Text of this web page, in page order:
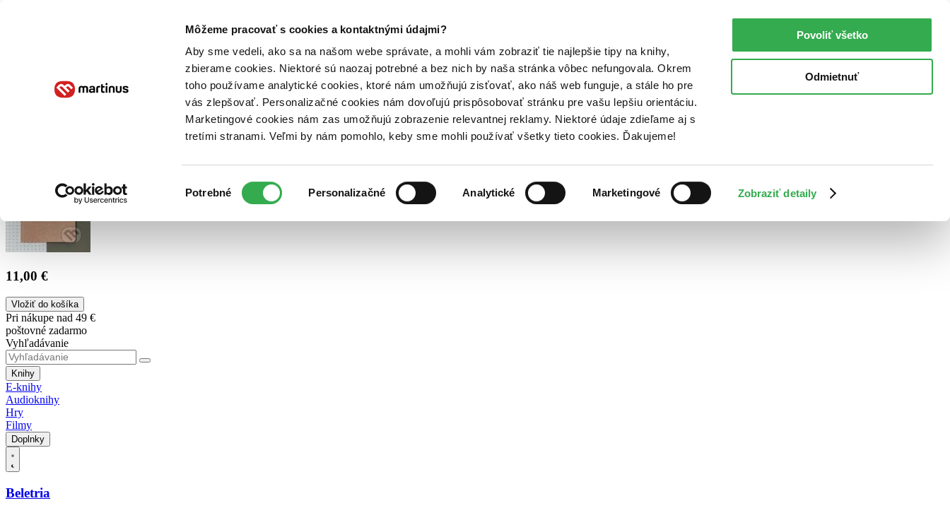
Môžeme pracovať s cookies a kontaktnými údajmi?
Aby sme vedeli, ako sa na našom webe správate, a mohli vám zobraziť tie najlepšie tipy na knihy,
zbierame cookies. Niektoré sú naozaj potrebné a bez nich by naša stránka vôbec nefungovala. Okrem
toho používame analytické cookies, ktoré nám umožňujú zisťovať, ako náš web funguje, a stále ho pre
vás zlepšovať. Personalizačné cookies nám dovoľujú prispôsobovať stránku pre vašu lepšiu orientáciu.
Marketingové cookies nám zas umožňujú zobrazenie relevantnej reklamy. Niektoré údaje zdieľame aj s
tretími stranami. Veľmi by nám pomohlo, keby sme mohli používať všetky tieto cookies. Ďakujeme!
súhlasu
Potrebné Personalizačné Analytické Marketingové Zobraziť detaily
Povoliť všetko
Odmietnuť
Poukážky Kontakt
11,00 €
Vložiť do košíka
Pri nákupe nad 49 €
poštovné zadarmo
Vyhľadávanie
Knihy
E-knihy
Audioknihy
Hry
Filmy
Doplnky
Beletria